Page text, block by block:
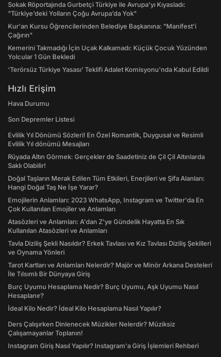
Sokak Röportajında Gurbetçi Türkiye ile Avrupa'yı Kıyasladı:
"Türkiye’deki Yolların Çoğu Avrupa’da Yok"
Kur'an Kursu Öğrencilerinden Belediye Başkanına: "Manifest’i
Çağırın"
Kemerini Takmadığı İçin Uçak Kalkamadı: Küçük Çocuk Yüzünden
Yolcular 1 Gün Bekledi
‘Terörsüz Türkiye Yasası’ Teklifi Adalet Komisyonu'nda Kabul Edildi
Hızlı Erişim
Hava Durumu
Son Depremler Listesi
Evlilik Yıl Dönümü Sözleri! En Özel Romantik, Duygusal ve Resimli
Evlilik Yıl dönümü Mesajları
Rüyada Altın Görmek: Gerçekler de Saadetiniz de Çil Çil Altınlarda
Saklı Olabilir!
Doğal Taşların Merak Edilen Tüm Etkileri, Enerjileri ve Şifa Alanları:
Hangi Doğal Taş Ne İşe Yarar?
Emojilerin Anlamları: 2023 WhatsApp, Instagram ve Twitter'da En
Çok Kullanılan Emojiler ve Anlamları
Atasözleri ve Anlamları: A'dan Z'ye Gündelik Hayatta En Sık
Kullanılan Atasözleri ve Anlamları
Tavla Diziliş Şekli Nasıldır? Erkek Tavlası ve Kız Tavlası Diziliş Şekilleri
ve Oynama Yönleri
Tarot Kartları ve Anlamları Nelerdir? Majör ve Minör Arkana Desteleri
İle Tılsımlı Bir Dünyaya Giriş
Burç Uyumu Hesaplama Nedir? Burç Uyumu, Aşk Uyumu Nasıl
Hesaplanır?
İdeal Kilo Nedir? İdeal Kilo Hesaplama Nasıl Yapılır?
Ders Çalışırken Dinlenecek Müzikler Nelerdir? Müziksiz
Çalışamayanlar Toplanın!
Instagram Giriş Nasıl Yapılır? Instagram'a Giriş İşlemleri Rehberi